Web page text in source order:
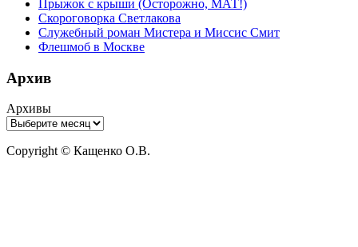
Прыжок с крыши (Осторожно, МАТ!)
Скороговорка Светлакова
Служебный роман Мистера и Миссис Смит
Флешмоб в Москве
Архив
Архивы
Copyright © Кащенко О.В.